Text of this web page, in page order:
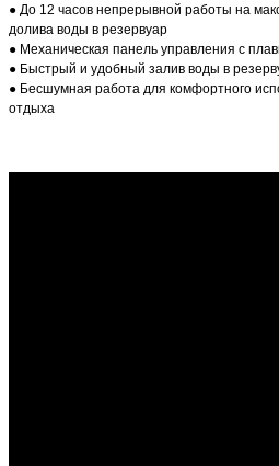
● До 12 часов непрерывной работы на
долива воды в резервуар
● Механическая панель управления с
● Быстрый и удобный залив воды в
● Бесшумная работа для комфортного
отдыха